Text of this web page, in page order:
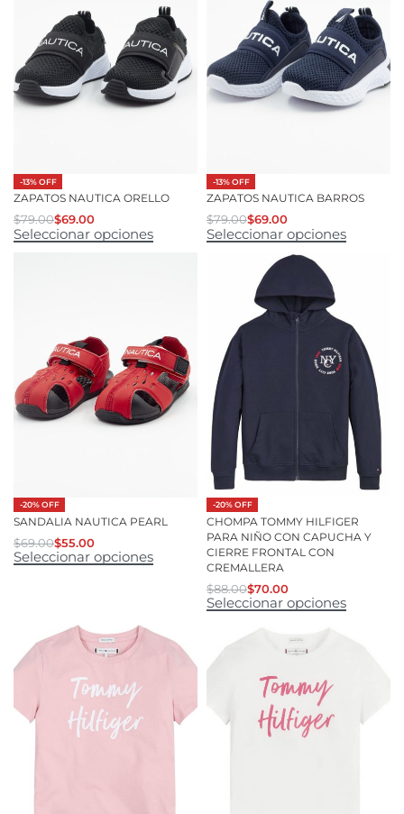
-13% OFF
ZAPATOS NAUTICA ORELLO
$79.00$69.00
Seleccionar opciones
-13% OFF
ZAPATOS NAUTICA BARROS
$79.00$69.00
Seleccionar opciones
-20% OFF
SANDALIA NAUTICA PEARL
$69.00$55.00
Seleccionar opciones
-20% OFF
CHOMPA TOMMY HILFIGER
PARA NIÑO CON CAPUCHA Y
CIERRE FRONTAL CON
CREMALLERA
$88.00$70.00
Seleccionar opciones